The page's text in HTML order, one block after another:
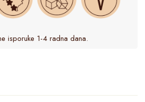
isporuke 1-4 radna dana.